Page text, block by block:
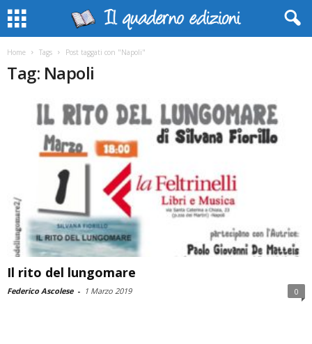
Home Tags Post taggati con "Napoli"
Tag: Napoli
Il rito del lungomare
Federico Ascolese - 1 Marzo 2019 0